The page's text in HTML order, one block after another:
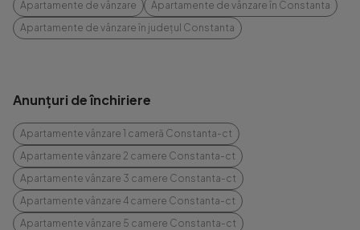
Apartamente de vânzare
Apartamente de vânzare în Constanta
Apartamente de vânzare în județul Constanta
Anunțuri de închiriere
Apartamente vânzare 1 cameră Constanta-ct
Apartamente vânzare 2 camere Constanta-ct
Apartamente vânzare 3 camere Constanta-ct
Apartamente vânzare 4 camere Constanta-ct
Apartamente vânzare 5 camere Constanta-ct